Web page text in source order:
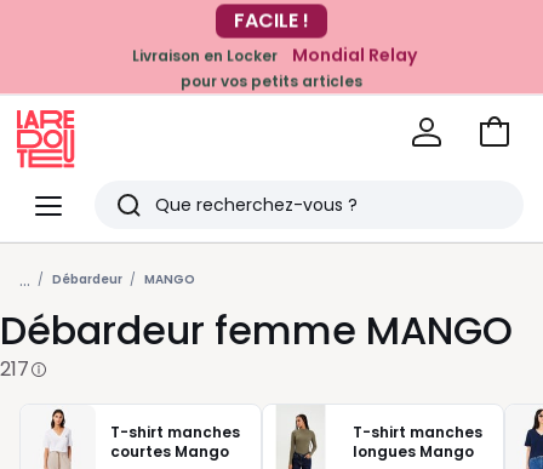
EN CE MOMENT
-20% dès 39€*
sur la mode
Livraison en Locker Mondial Relay
pour vos petits articles
Menu
Redoute
Rechercher
Derniers
articles
vus
Voir
... Débardeur MANGO
Débardeur femme MANGO
217
T-shirt manches
courtes Mango
T-shirt manches
longues Mango